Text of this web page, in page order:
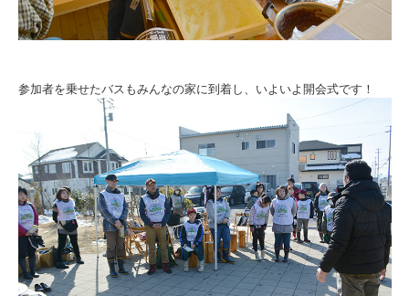
参加者を乗せたバスもみんなの家に到着し、いよいよ開会式です！